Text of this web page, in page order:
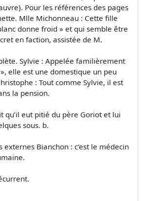
Pour les références des pages
Mlle Michonneau : Cette fille
donne froid » et qui semble être
en faction, assistée de M.
Sylvie : Appelée familièrement
elle est une domestique un peu
: Tout comme Sylvie, il est
la pension.
qu’il eut pitié du père Goriot et lui
sous. b.
externes Bianchon : c’est le médecin